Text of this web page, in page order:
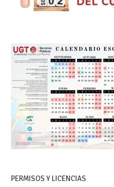
PERMISOS Y LICENCIAS